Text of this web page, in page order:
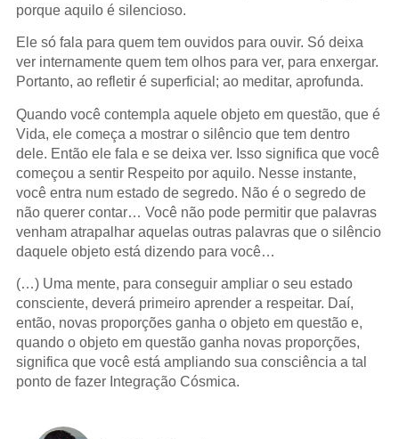
porque aquilo é silencioso.
Ele só fala para quem tem ouvidos para ouvir. Só deixa
ver internamente quem tem olhos para ver, para enxergar.
Portanto, ao refletir é superficial; ao meditar, aprofunda.
Quando você contempla aquele objeto em questão, que é
Vida, ele começa a mostrar o silêncio que tem dentro
dele. Então ele fala e se deixa ver. Isso significa que você
começou a sentir Respeito por aquilo. Nesse instante,
você entra num estado de segredo. Não é o segredo de
não querer contar… Você não pode permitir que palavras
venham atrapalhar aquelas outras palavras que o silêncio
daquele objeto está dizendo para você…
(…) Uma mente, para conseguir ampliar o seu estado
consciente, deverá primeiro aprender a respeitar. Daí,
então, novas proporções ganha o objeto em questão e,
quando o objeto em questão ganha novas proporções,
significa que você está ampliando sua consciência a tal
ponto de fazer Integração Cósmica.